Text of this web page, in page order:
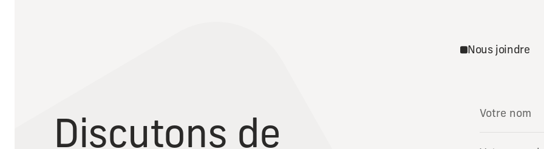
Discutons de
Nous joindre